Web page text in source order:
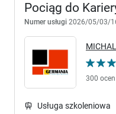
Pociąg do
Numer usługi 2026/05/03/
300 ocen
Usługa szkoleniowa